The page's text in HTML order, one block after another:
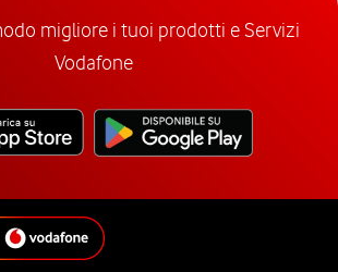
migliore i tuoi prodotti e Servizi
Vodafone